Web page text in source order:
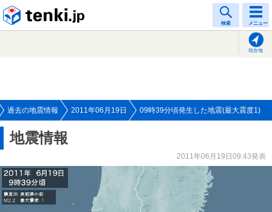
検索 メニュー
現在地
過去の地震情報 2011年06月19日 09時39分頃発生した地震(最大震度1)
地震情報
2011年06月19日09:43発表